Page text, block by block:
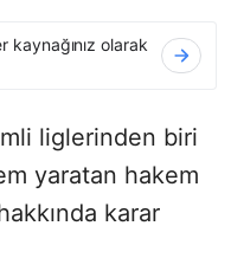
kaynağınız olarak
liglerinden biri
yaratan hakem
karar